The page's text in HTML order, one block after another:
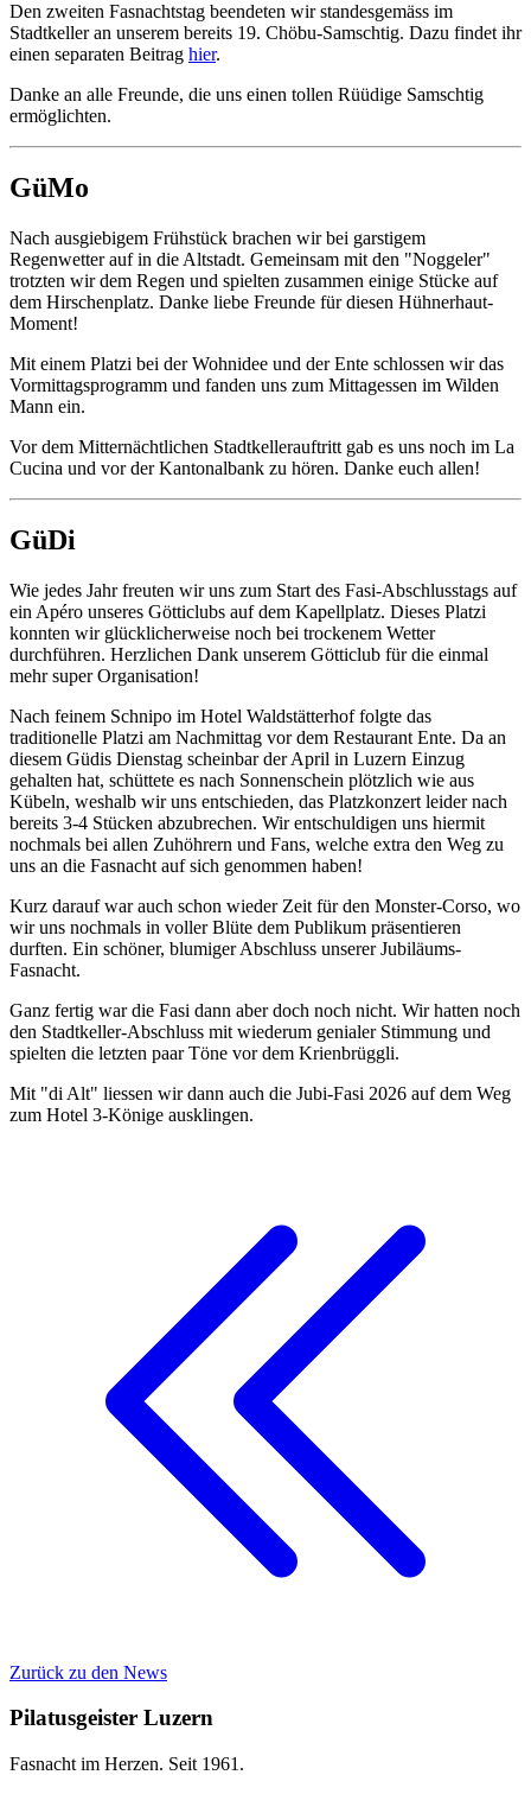
Den zweiten Fasnachtstag beendeten wir standesgemäss im
Stadtkeller an unserem bereits 19. Chöbu-Samschtig. Dazu findet ihr
einen separaten Beitrag hier.
Danke an alle Freunde, die uns einen tollen Rüüdige Samschtig
ermöglichten.
GüMo
Nach ausgiebigem Frühstück brachen wir bei garstigem
Regenwetter auf in die Altstadt. Gemeinsam mit den "Noggeler"
trotzten wir dem Regen und spielten zusammen einige Stücke auf
dem Hirschenplatz. Danke liebe Freunde für diesen Hühnerhaut-
Moment!
Mit einem Platzi bei der Wohnidee und der Ente schlossen wir das
Vormittagsprogramm und fanden uns zum Mittagessen im Wilden
Mann ein.
Vor dem Mitternächtlichen Stadtkellerauftritt gab es uns noch im La
Cucina und vor der Kantonalbank zu hören. Danke euch allen!
GüDi
Wie jedes Jahr freuten wir uns zum Start des Fasi-Abschlusstags auf
ein Apéro unseres Götticlubs auf dem Kapellplatz. Dieses Platzi
konnten wir glücklicherweise noch bei trockenem Wetter
durchführen. Herzlichen Dank unserem Götticlub für die einmal
mehr super Organisation!
Nach feinem Schnipo im Hotel Waldstätterhof folgte das
traditionelle Platzi am Nachmittag vor dem Restaurant Ente. Da an
diesem Güdis Dienstag scheinbar der April in Luzern Einzug
gehalten hat, schüttete es nach Sonnenschein plötzlich wie aus
Kübeln, weshalb wir uns entschieden, das Platzkonzert leider nach
bereits 3-4 Stücken abzubrechen. Wir entschuldigen uns hiermit
nochmals bei allen Zuhöhrern und Fans, welche extra den Weg zu
uns an die Fasnacht auf sich genommen haben!
Kurz darauf war auch schon wieder Zeit für den Monster-Corso, wo
wir uns nochmals in voller Blüte dem Publikum präsentieren
durften. Ein schöner, blumiger Abschluss unserer Jubiläums-
Fasnacht.
Ganz fertig war die Fasi dann aber doch noch nicht. Wir hatten noch
den Stadtkeller-Abschluss mit wiederum genialer Stimmung und
spielten die letzten paar Töne vor dem Krienbrüggli.
Mit "di Alt" liessen wir dann auch die Jubi-Fasi 2026 auf dem Weg
zum Hotel 3-Könige ausklingen.
Zurück zu den News
Pilatusgeister Luzern
Fasnacht im Herzen. Seit 1961.